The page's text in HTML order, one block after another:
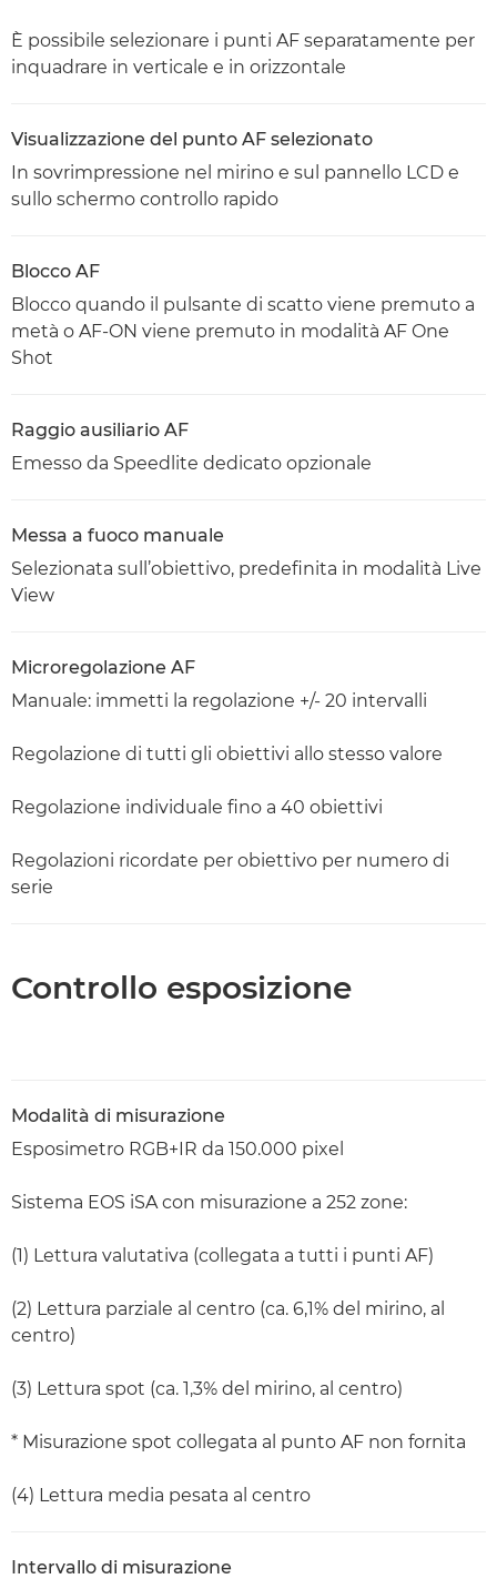
È possibile selezionare i punti AF separatamente per
inquadrare in verticale e in orizzontale
Visualizzazione del punto AF selezionato
In sovrimpressione nel mirino e sul pannello LCD e
sullo schermo controllo rapido
Blocco AF
Blocco quando il pulsante di scatto viene premuto a
metà o AF-ON viene premuto in modalità AF One
Shot
Raggio ausiliario AF
Emesso da Speedlite dedicato opzionale
Messa a fuoco manuale
Selezionata sull’obiettivo, predefinita in modalità Live
View
Microregolazione AF
Manuale: immetti la regolazione +/- 20 intervalli
Regolazione di tutti gli obiettivi allo stesso valore
Regolazione individuale fino a 40 obiettivi
Regolazioni ricordate per obiettivo per numero di
serie
Controllo esposizione
Modalità di misurazione
Esposimetro RGB+IR da 150.000 pixel
Sistema EOS iSA con misurazione a 252 zone:
(1) Lettura valutativa (collegata a tutti i punti AF)
(2) Lettura parziale al centro (ca. 6,1% del mirino, al
centro)
(3) Lettura spot (ca. 1,3% del mirino, al centro)
* Misurazione spot collegata al punto AF non fornita
(4) Lettura media pesata al centro
Intervallo di misurazione